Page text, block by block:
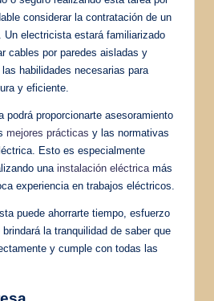
considerar la contratación de un
Un electricista estará familiarizado
cables por paredes aisladas y
habilidades necesarias para
y eficiente.
podrá proporcionarte asesoramiento
mejores prácticas y las normativas
Esto es especialmente
una instalación eléctrica más
experiencia en trabajos eléctricos.
puede ahorrarte tiempo, esfuerzo
la tranquilidad de saber que
y cumple con todas las